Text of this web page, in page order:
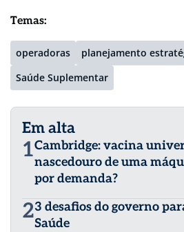
Temas:
operadoras
planejamento
Saúde Suplementar
Em alta
1Cambridge: vacina
nascedouro de uma
por demanda?
23 desafios do governo
Saúde